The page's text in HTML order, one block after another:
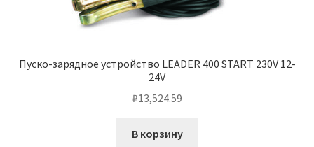
Пуско-зарядное устройство LEADER 400 START 230V 12-
24V
₽13,524.59
В корзину